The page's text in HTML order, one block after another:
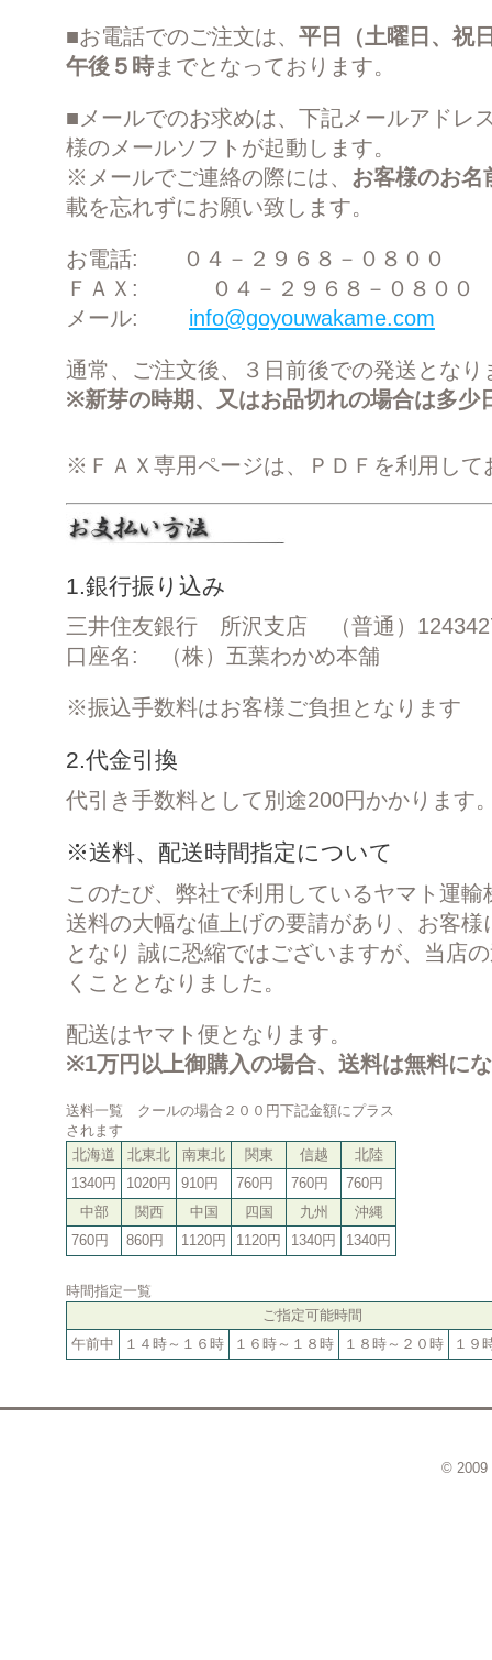
■お電話でのご注文は、 平日（土曜日、祝
午後５時までとなっております。
■メールでのお求めは、下記メールアドレ
様のメールソフトが起動します。
※メールでご連絡の際には、 お客様のお名
載を忘れずにお願い致します。
お電話: ０４－２９６８－０８００
ＦＡＸ: ０４－２９６８－０８０
メール: info@goyouwakame.com
通常、ご注文後、３日前後での発送となり
※新芽の時期、又はお品切れの場合は多少
※ＦＡＸ専用ページは、ＰＤＦを利用し
1.銀行振り込み
三井住友銀行 所沢支店 （普通）
口座名: （株）五葉わかめ本舗
※振込手数料はお客様ご負担となります
2.代金引換
代引き手数料として別途200円かかります
※送料、配送時間指定について
このたび、弊社で利用しているヤマト運
送料の大幅な値上げの要請があり、お客
となり 誠に恐縮ではございますが、当店
くこととなりました。
配送はヤマト便となります。
※1万円以上御購入の場合、送料は無料に
送料一覧 クールの場合２００円下記金額にプラス
されます
北海道
北東北 南東北 関東 信越
北陸
1340円
1020円 910円 760円 760円
760円
中部
関西 中国 四国 九州
沖縄
760円
860円 1120円 1120円 1340円 1340円
時間指定一覧
ご指定可能時間
午前中
１４時～１６時 １６時～１８時 １８時～２０時 １９
© 2009